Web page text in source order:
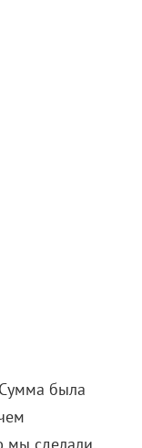
90
от 2000 до
в 50% из